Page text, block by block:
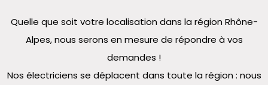
Quelle que soit votre localisation dans la région Rhône-
Alpes, nous serons en mesure de répondre à vos
demandes !
Nos électriciens se déplacent dans toute la région : nous